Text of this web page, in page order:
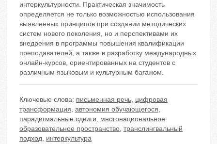
интеркультурности. Практическая значимость
определяется не только возможностью использования
выявленных принципов при создании методических
систем нового поколения, но и перспективами их
внедрения в программы повышения квалификации
преподавателей, а также в разработку международных
онлайн-курсов, ориентированных на студентов с
различным языковым и культурным багажом.
Ключевые слова: письменная речь, цифровая
трансформация, автономия обучающегося,
парадигмальные сдвиги, многонациональное
образовательное пространство, транслингвальный
подход, интеркультура